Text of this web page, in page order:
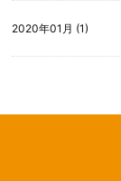
2020年01月 (1)